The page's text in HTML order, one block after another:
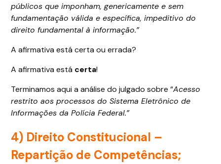
públicos que imponham, genericamente e sem
fundamentação válida e específica, impeditivo do
direito fundamental à informação.”
A afirmativa está certa ou errada?
A afirmativa está certa!
Terminamos aqui a análise do julgado sobre “Acesso
restrito aos processos do Sistema Eletrônico de
Informações da Polícia Federal.”
4) Direito Constitucional –
Repartição de Competências;